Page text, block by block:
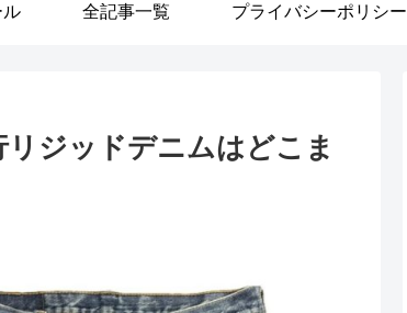
ル 全記事一覧 プライバシーポリシー
リジッドデニムはどこま